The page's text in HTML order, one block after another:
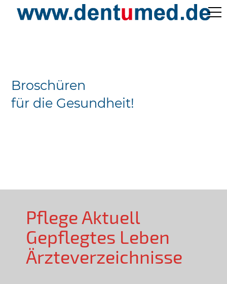
Ärzteverzeichnisse
Broschüren
für die Gesundheit!
Pflege Aktuell
Gepflegtes Leben
Ärzteverzeichnisse